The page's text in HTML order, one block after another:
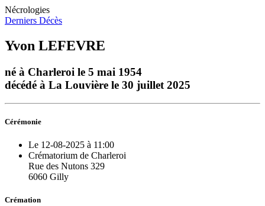
Nécrologies
Derniers Décès
Yvon LEFEVRE
né à Charleroi le 5 mai 1954
décédé à La Louvière le 30 juillet 2025
Cérémonie
Le 12-08-2025 à 11:00
Crématorium de Charleroi
Rue des Nutons 329
6060 Gilly
Crémation